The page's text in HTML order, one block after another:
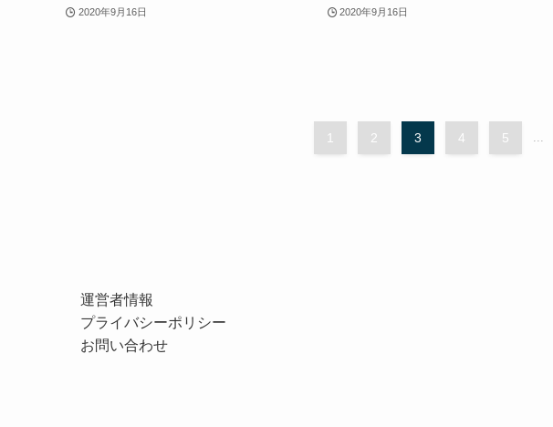
2020年9月16日 2020年9月16日
1 2 3 4 5 ...
運営者情報
プライバシーポリシー
お問い合わせ